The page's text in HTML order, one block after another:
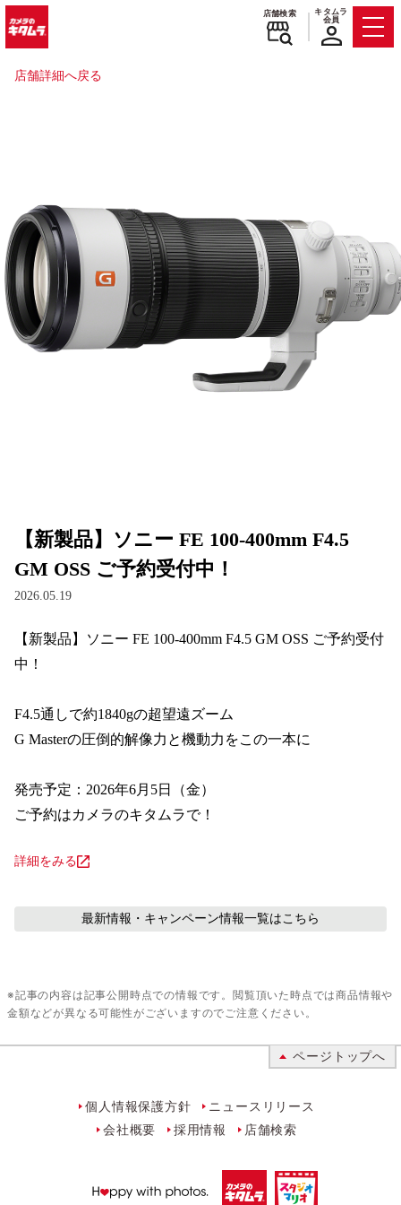
店舗検索
キタムラ
会員
店舗詳細へ戻る
【新製品】ソニー FE 100-400mm F4.5
GM OSS ご予約受付中！
2026.05.19
【新製品】ソニー FE 100-400mm F4.5 GM OSS ご予約受付
中！
F4.5通しで約1840gの超望遠ズーム
G Masterの圧倒的解像力と機動力をこの一本に
発売予定：2026年6月5日（金）
ご予約はカメラのキタムラで！
詳細をみる
最新情報・キャンペーン情報一覧はこちら
※記事の内容は記事公開時点での情報です。閲覧頂いた時点では商品情報や
金額などが異なる可能性がございますのでご注意ください。
ページトップへ
個人情報保護方針
ニュースリリース
会社概要
採用情報 店舗検索